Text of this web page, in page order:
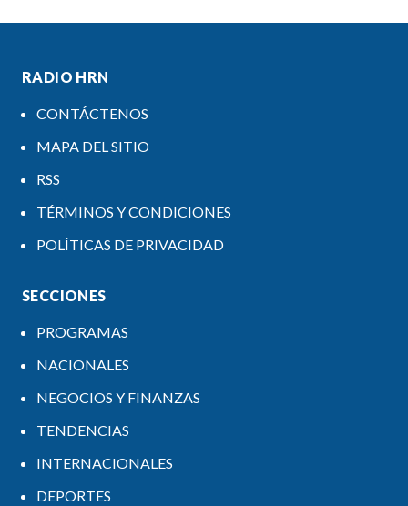
RADIO HRN
CONTÁCTENOS
MAPA DEL SITIO
RSS
TÉRMINOS Y CONDICIONES
POLÍTICAS DE PRIVACIDAD
SECCIONES
PROGRAMAS
NACIONALES
NEGOCIOS Y FINANZAS
TENDENCIAS
INTERNACIONALES
DEPORTES